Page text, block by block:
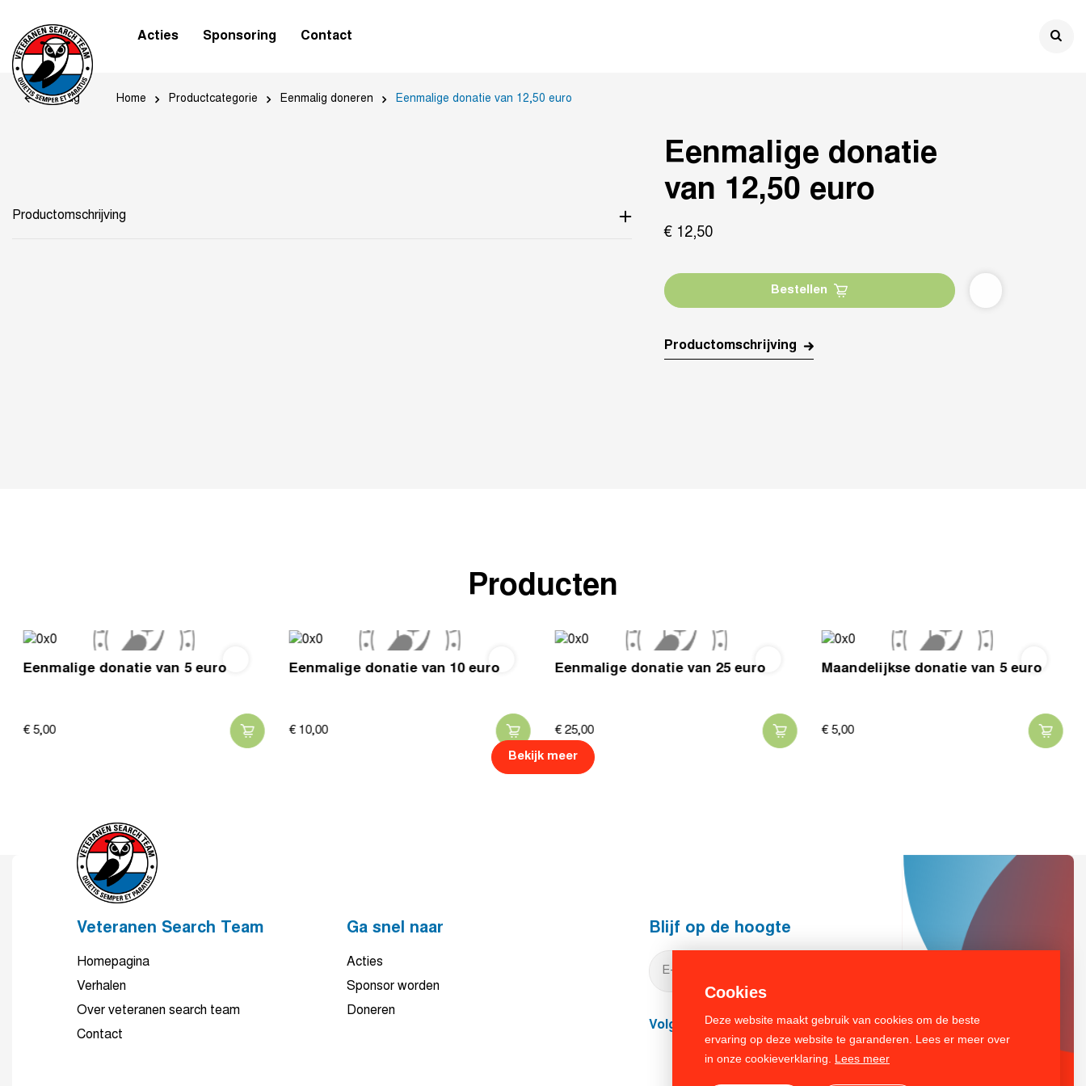
Cookies
Deze website maakt gebruik van cookies om de beste
ervaring op deze website te garanderen. Lees er meer over
in onze cookieverklaring. Lees meer
Acties Sponsoring Contact 
Home Productcategorie Eenmalig doneren Eenmalige donatie van 12,50 euro
Terug
Productomschrijving
Eenmalige donatie
van 12,50 euro
€ 12,50
Bestellen
Productomschrijving
Producten
Eenmalige donatie van 5 euro
€ 5,00
Eenmalige donatie van 10 euro
€ 10,00
Eenmalige donatie van 25 euro
€ 25,00
Maandelijkse donatie van 5 euro
€ 5,00
Bekijk meer
Veteranen Search Team
Homepagina
Verhalen
Over veteranen search team
Contact
Ga snel naar
Acties
Sponsor worden
Doneren
Blijf op de hoogte
Volg ons